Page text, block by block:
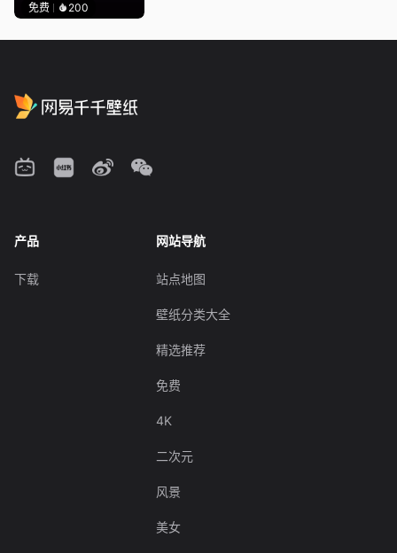
免费 200
产品
下载
网站导航
站点地图
壁纸分类大全
精选推荐
免费
4K
二次元
风景
美女